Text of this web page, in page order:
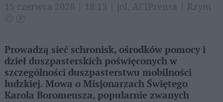
15 czerwca 2026 | 18:13 | jol, ACIPrensa | Rzym
Ⓒ Ⓟ
Prowadzą sieć schronisk, ośrodków pomocy i
dzieł duszpasterskich poświęconych w
szczególności duszpasterstwu mobilności
ludzkiej. Mowa o Misjonarzach Świętego
Karola Boromeusza, popularnie zwanych